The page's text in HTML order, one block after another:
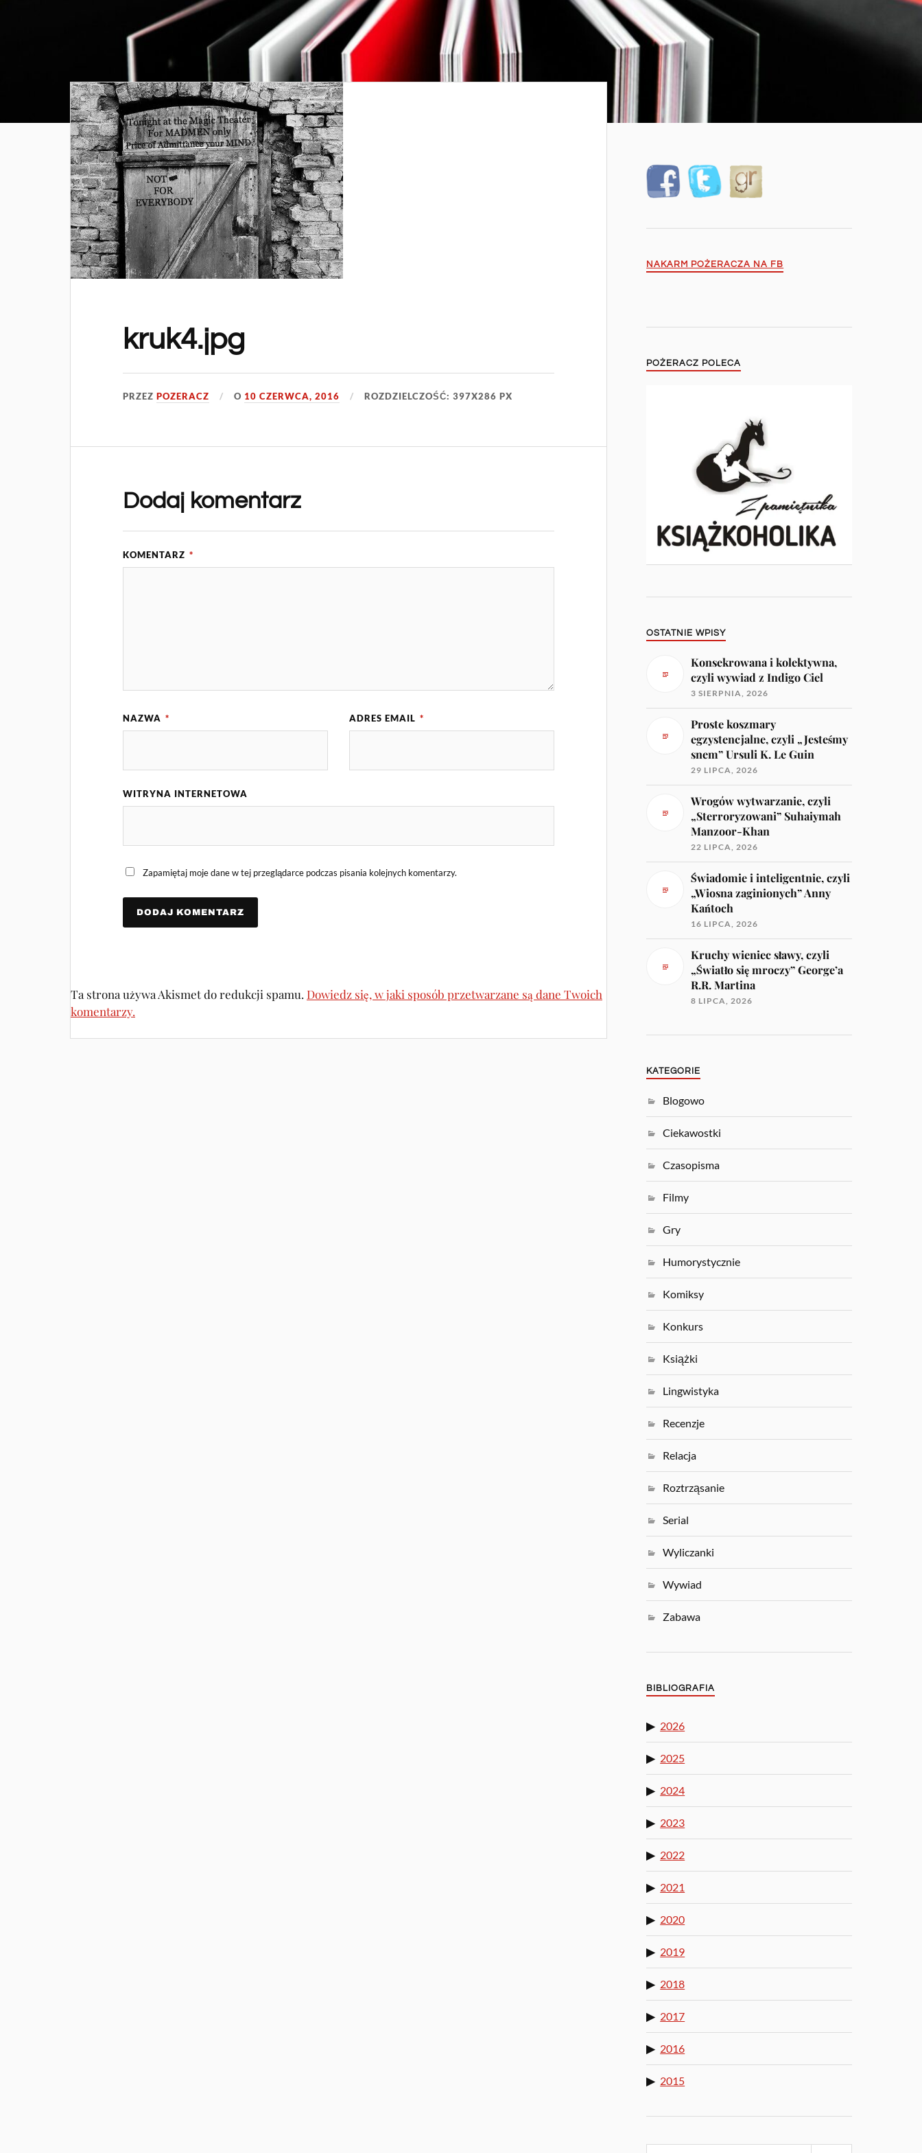
kruk4.jpg
PRZEZPOZERACZ O 10 CZERWCA, 2016 ROZDZIELCZOŚĆ: 397X286 PX
Dodaj komentarz
KOMENTARZ *
NAZWA * ADRES EMAIL *
WITRYNA INTERNETOWA
Zapamiętaj moje dane w tej przeglądarce podczas pisania kolejnych komentarzy.
Ta strona używa Akismet do redukcji spamu. Dowiedz się, w jaki sposób przetwarzane są dane Twoich
komentarzy.
NAKARM POŻERACZA NA FB
POŻERACZ POLECA
OSTATNIE WPISY
Konsekrowana i kolektywna,
czyli wywiad z Indigo Ciel
3 SIERPNIA, 2026
Proste koszmary
egzystencjalne, czyli „Jesteśmy
snem” Ursuli K. Le Guin
29 LIPCA, 2026
Wrogów wytwarzanie, czyli
„Sterroryzowani” Suhaiymah
Manzoor-Khan
22 LIPCA, 2026
Świadomie i inteligentnie, czyli
„Wiosna zaginionych” Anny
Kańtoch
16 LIPCA, 2026
Kruchy wieniec sławy, czyli
„Światło się mroczy” George’a
R.R. Martina
8 LIPCA, 2026
KATEGORIE
Blogowo
Ciekawostki
Czasopisma
Filmy
Gry
Humorystycznie
Komiksy
Konkurs
Książki
Lingwistyka
Recenzje
Relacja
Roztrząsanie
Serial
Wyliczanki
Wywiad
Zabawa
BIBLIOGRAFIA
2026
2025
2024
2023
2022
2021
2020
2019
2018
2017
2016
2015